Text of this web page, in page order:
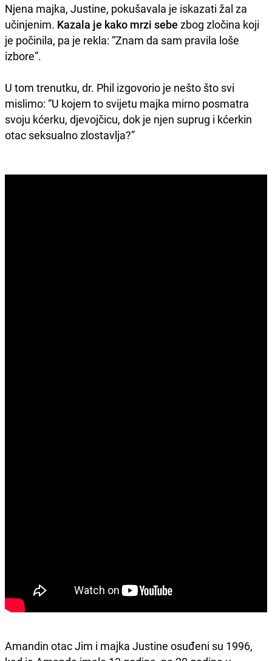
Njena majka, Justine, pokušavala je iskazati žal za
učinjenim. Kazala je kako mrzi sebe zbog zločina koji
je počinila, pa je rekla: “Znam da sam pravila loše
izbore”.
U tom trenutku, dr. Phil izgovorio je nešto što svi
mislimo: “U kojem to svijetu majka mirno posmatra
svoju kćerku, djevojčicu, dok je njen suprug i kćerkin
otac seksualno zlostavlja?”
Amandin otac Jim i majka Justine osuđeni su 1996,